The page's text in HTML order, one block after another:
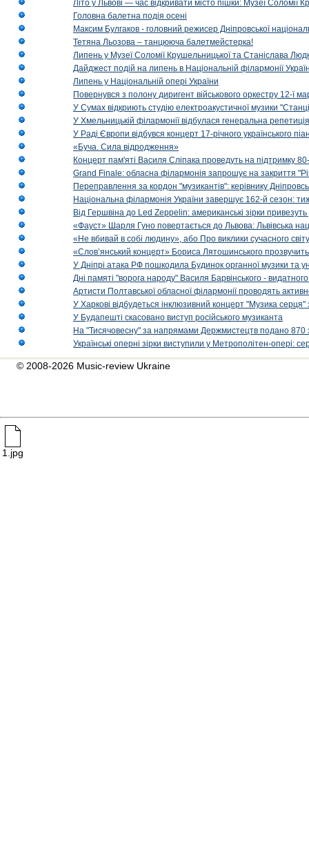
Літо у Львові — час відкривати місто пішки: Музеї Соломії
Головна балетна подія осені
Максим Булгаков - головний режисер Дніпровської
Тетяна Льозова – танцююча балетмейстерка!
Липень у Музеї Соломії Крушельницької та Станіслава
Дайджест подій на липень в Національній філармонії
Липень у Національній опері України
Повернувся з полону диригент військового оркестру 12-ї
У Сумах відкриють студію електроакустичної музики
У Хмельницькій філармонії відбулася генеральна
У Раді Європи відбувся концерт 17-річного українського
«Буча. Сила відродження»
Концерт пам'яті Василя Сліпака проведуть на підтримку
Grand Finale: обласна філармонія запрошує на закриття
Переправлення за кордон "музикантів": керівнику
Національна філармонія України завершує 162-й сезон:
Від Гершвіна до Led Zeppelin: американські зірки
«Фауст» Шарля Гуно повертається до Львова: Львівська
«Не вбивай в собі людину», або Про виклики сучасного світу
«Слов’янський концерт» Бориса Лятошинського
У Дніпрі атака РФ пошкодила Будинок органної музики та
Дні памяті "ворога народу" Василя Барвінського -
Артисти Полтавської обласної філармонії проводять
У Харкові відбудеться інклюзивний концерт "Музика
У Будапешті скасовано виступ російського музиканта
На "Тисячовесну" за напрямами Держмистецтв подано 870
Українські оперні зірки виступили у Метрополітен-опері:
© 2008-2026 Music-review Ukraine
1.jpg